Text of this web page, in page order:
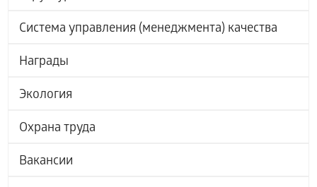
Система управления (менеджмента) качества
Награды
Экология
Охрана труда
Вакансии